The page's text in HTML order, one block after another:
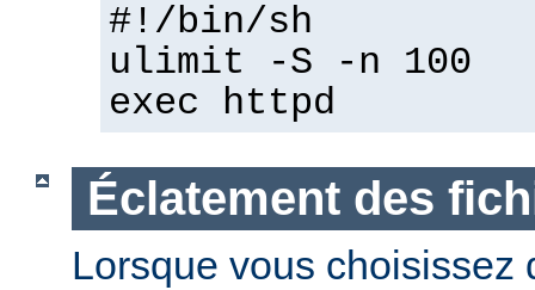
#!/bin/sh
ulimit -S -n 100
exec httpd
Éclatement des
Lorsque vous choisissez